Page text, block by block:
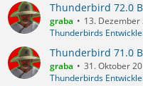
Thunderbird 72.0
graba
13.
Thunderbirds
Thunderbird 71.0
graba
31. Oktober
Thunderbirds